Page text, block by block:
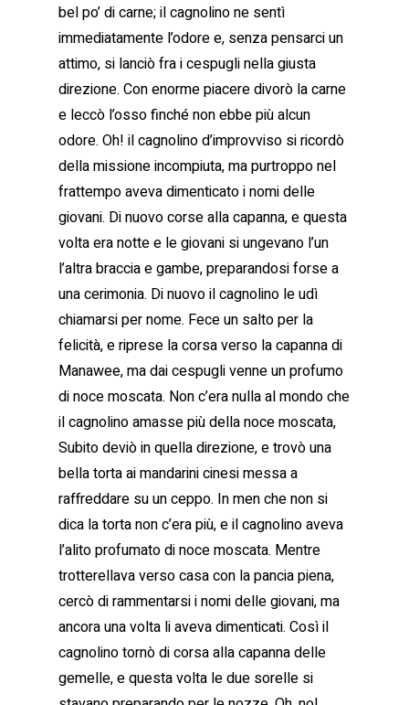
bel po’ di carne; il cagnolino ne sentì
immediatamente l’odore e, senza pensarci un
attimo, si lanciò fra i cespugli nella giusta
direzione. Con enorme piacere divorò la carne
e leccò l’osso finché non ebbe più alcun
odore. Oh! il cagnolino d’improvviso si ricordò
della missione incompiuta, ma purtroppo nel
frattempo aveva dimenticato i nomi delle
giovani. Di nuovo corse alla capanna, e questa
volta era notte e le giovani si ungevano l’un
l’altra braccia e gambe, preparandosi forse a
una cerimonia. Di nuovo il cagnolino le udì
chiamarsi per nome. Fece un salto per la
felicità, e riprese la corsa verso la capanna di
Manawee, ma dai cespugli venne un profumo
di noce moscata. Non c’era nulla al mondo che
il cagnolino amasse più della noce moscata,
Subito deviò in quella direzione, e trovò una
bella torta ai mandarini cinesi messa a
raffreddare su un ceppo. In men che non si
dica la torta non c’era più, e il cagnolino aveva
l’alito profumato di noce moscata. Mentre
trotterellava verso casa con la pancia piena,
cercò di rammentarsi i nomi delle giovani, ma
ancora una volta li aveva dimenticati. Così il
cagnolino tornò di corsa alla capanna delle
gemelle, e questa volta le due sorelle si